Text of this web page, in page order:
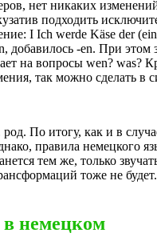
нет никаких
подходить
I Ich werde Käse der
-en. При этом
на вопросы wen? was?
так можно сделать в
По итогу, как и в
правила немецкого
тем же, только
тоже не
в немецком